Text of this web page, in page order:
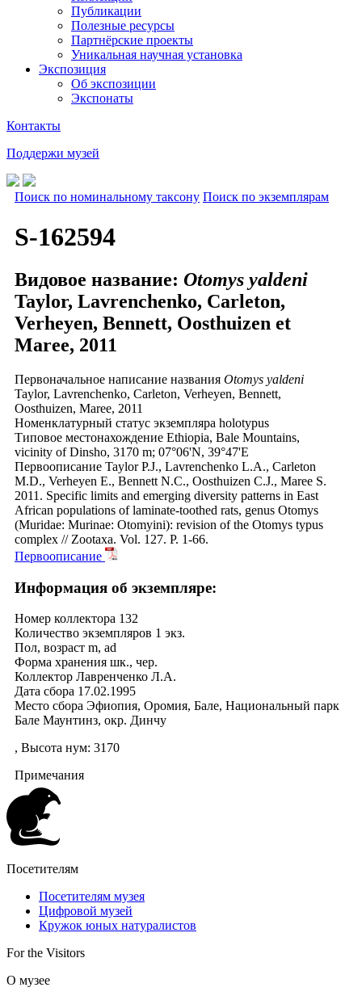
Публикации
Полезные ресурсы
Партнёрские проекты
Уникальная научная установка
Экспозиция
Об экспозиции
Экспонаты
Контакты
Поддержи музей
Поиск по номинальному таксону Поиск по экземплярам
S-162594
Видовое название: Otomys yaldeni
Taylor, Lavrenchenko, Carleton,
Verheyen, Bennett, Oosthuizen et
Maree, 2011
Первоначальное написание названия Otomys yaldeni
Taylor, Lavrenchenko, Carleton, Verheyen, Bennett,
Oosthuizen, Maree, 2011
Номенклатурный статус экземпляра holotypus
Типовое местонахождение Ethiopia, Bale Mountains,
vicinity of Dinsho, 3170 m; 07°06'N, 39°47'E
Первоописание Taylor P.J., Lavrenchenko L.A., Carleton
M.D., Verheyen E., Bennett N.C., Oosthuizen C.J., Maree S.
2011. Specific limits and emerging diversity patterns in East
African populations of laminate-toothed rats, genus Otomys
(Muridae: Murinae: Otomyini): revision of the Otomys typus
complex // Zootaxa. Vol. 127. P. 1-66.
Первоописание
Информация об экземпляре:
Номер коллектора 132
Количество экземпляров 1 экз.
Пол, возраст m, ad
Форма хранения шк., чер.
Коллектор Лавренченко Л.А.
Дата сбора 17.02.1995
Место сбора Эфиопия, Оромия, Бале, Национальный парк
Бале Маунтинз, окр. Динчу
, Высота нум: 3170
Примечания
Посетителям
Посетителям музея
Цифровой музей
Кружок юных натуралистов
For the Visitors
О музее